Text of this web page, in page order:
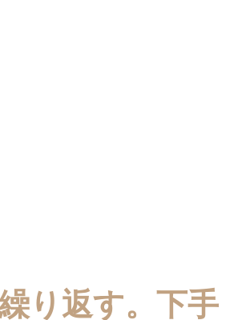
り返す。下手